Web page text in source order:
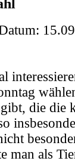
die die
man als